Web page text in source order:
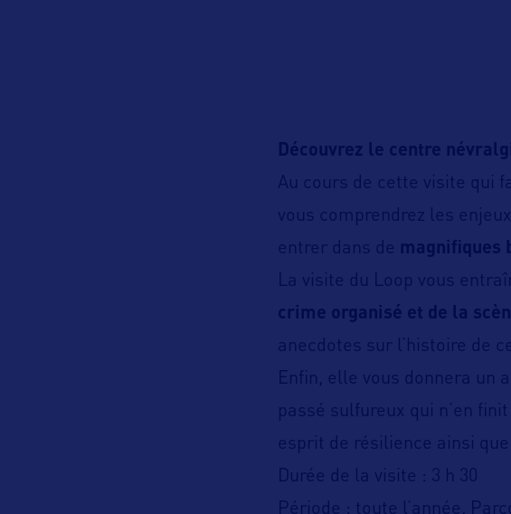
Découvrez le centre
Au cours de cette visite qui
vous comprendrez les
entrer dans de magnifiques
La visite du Loop vous
crime organisé et de la
anecdotes sur l’histoire de
Enfin, elle vous donnera un
passé sulfureux qui n’en
esprit de résilience ainsi
Durée de la visite : 3 h 30
Période : toute l’année.